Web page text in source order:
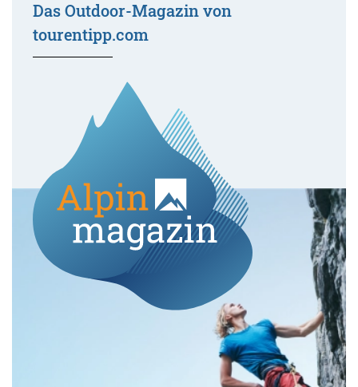
Das Outdoor-Magazin von
tourentipp.com